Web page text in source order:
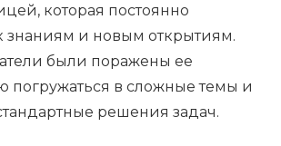
которая постоянно
знаниям и новым открытиям.
были поражены ее
погружаться в сложные темы и
решения задач.